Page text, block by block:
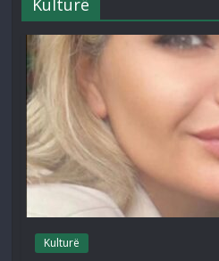
Kulturë